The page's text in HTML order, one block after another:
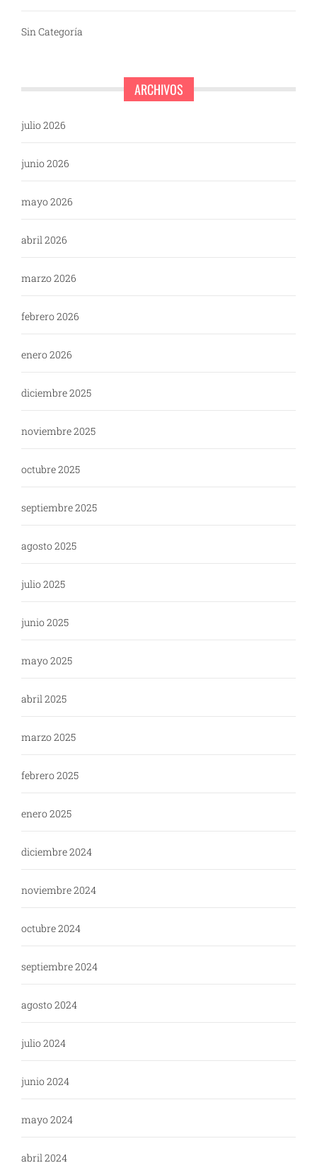
Sin Categoría
ARCHIVOS
julio 2026
junio 2026
mayo 2026
abril 2026
marzo 2026
febrero 2026
enero 2026
diciembre 2025
noviembre 2025
octubre 2025
septiembre 2025
agosto 2025
julio 2025
junio 2025
mayo 2025
abril 2025
marzo 2025
febrero 2025
enero 2025
diciembre 2024
noviembre 2024
octubre 2024
septiembre 2024
agosto 2024
julio 2024
junio 2024
mayo 2024
abril 2024